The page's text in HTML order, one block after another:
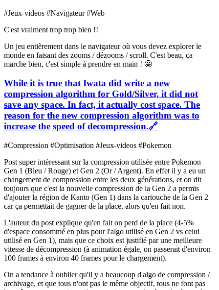
#Jeux-videos #Navigateur #Web
C'est vraiment trop trop bien !!
Un jeu entièrement dans le navigateur où vous devez explorer le
monde en faisant des zooms / dézooms / scroll. C'est beau, ça
marche bien, c'est simple à prendre en main ! 🤩
While it is true that Iwata did write a new
compression algorithm for Gold/Silver, it did not
save any space. In fact, it actually cost space. The
reason for the new compression algorithm was to
increase the speed of decompression.🔗
#Compression #Optimisation #Jeux-videos #Pokemon
Post super intéressant sur la compression utilisée entre Pokemon
Gen 1 (Bleu / Rouge) et Gen 2 (Or / Argent). En effet il y a eu un
changement de compression entre les deux générations, et on dit
toujours que c'est la nouvelle compression de la Gen 2 a permis
d'ajouter la région de Kanto (Gen 1) dans la cartouche de la Gen 2
car ça permettait de gagner de la place, alors qu'en fait non.
L'auteur du post explique qu'en fait on perd de la place (4-5%
d'espace consommé en plus pour l'algo utilisé en Gen 2 vs celui
utilisé en Gen 1), mais que ce choix est justifié par une meilleure
vitesse de décompression (à animation égale, on passerait d'environ
100 frames à environ 40 frames pour le chargement).
On a tendance à oublier qu'il y a beaucoup d'algo de compression /
archivage, et que tous n'ont pas le même objectif, tous ne font pas